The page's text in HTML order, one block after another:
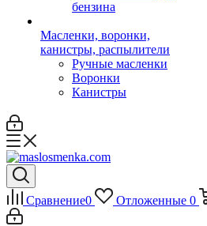
бензина
Масленки, воронки,
канистры, распылители
Ручные масленки
Воронки
Канистры
Сравнение0 Отложенные 0